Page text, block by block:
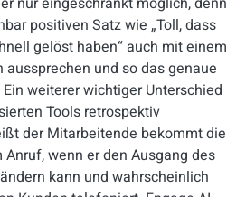
positiven Satz wie „Toll, dass
gelöst haben“ auch mit einem
und so das genaue
weiterer wichtiger Unterschied
Tools retrospektiv
der Mitarbeitende bekommt die
wenn er den Ausgang des
kann und wahrscheinlich